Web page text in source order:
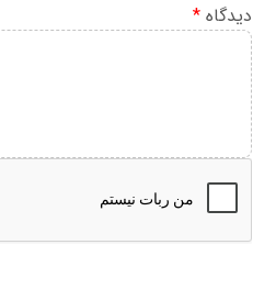
دیدگاه *